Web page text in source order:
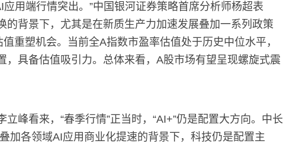
用端行情突出。”中国银河证券策略首席分析师杨超表
的背景下，尤其是在新质生产力加速发展叠加一系列政策
重塑机会。当前全A指数市盈率估值处于历史中位水平，
，具备估值吸引力。总体来看，A股市场有望呈现螺旋式震
看来，“春季行情”正当时，“AI+”仍是配置大方向。中长
加各领域AI应用商业化提速的背景下，科技仍是配置主